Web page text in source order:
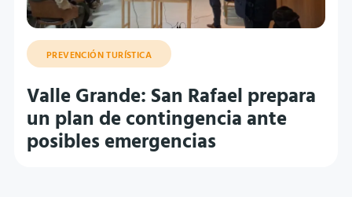
PREVENCIÓN TURÍSTICA
Valle Grande: San Rafael prepara
un plan de contingencia ante
posibles emergencias